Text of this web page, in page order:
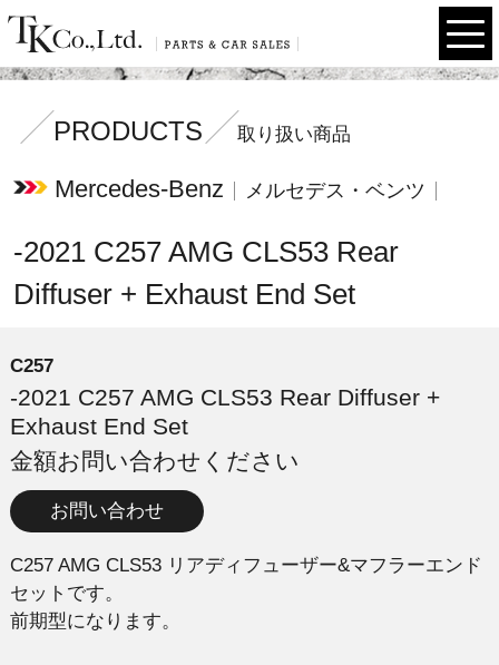
PRODUCTS 取り扱い商品
Mercedes-Benz メルセデス・ベンツ
-2021 C257 AMG CLS53 Rear
Diffuser + Exhaust End Set
C257
-2021 C257 AMG CLS53 Rear Diffuser +
Exhaust End Set
金額お問い合わせください
お問い合わせ
C257 AMG CLS53 リアディフューザー&マフラーエンド
セットです。
前期型になります。